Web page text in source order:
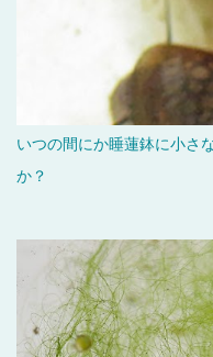
いつの間にか睡蓮鉢に小さ
か？